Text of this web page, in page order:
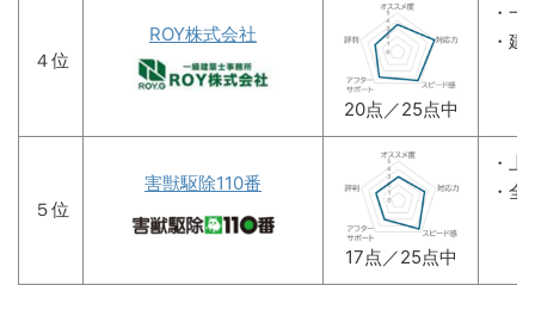
４位
ROY株式会社
20点／25点中
・
・
５位
害獣駆除110番
17点／25点中
・
・